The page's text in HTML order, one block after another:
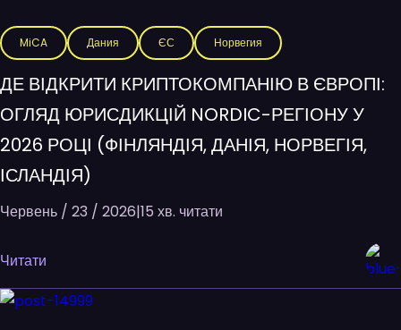
MiCA Дания ЄС Норвегия
ДЕ ВІДКРИТИ КРИПТОКОМПАНІЮ В ЄВРОПІ:
ОГЛЯД ЮРИСДИКЦІЙ NORDIC-РЕГІОНУ У
2026 РОЦІ (ФІНЛЯНДІЯ, ДАНІЯ, НОРВЕГІЯ,
ІСЛАНДІЯ)
Червень / 23 / 2026|15 хв. читати
Читати